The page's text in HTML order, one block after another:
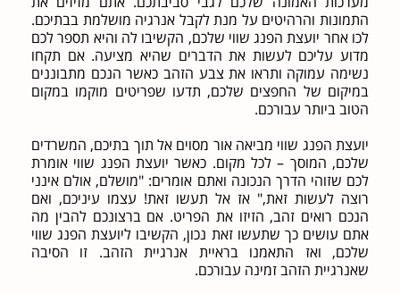
התמונות והרהיטים על מנת לקבל אנרגיה מושלמת בבתיכם.
לכו אחר יועצת הפנג שווי שלכם, הקשיבו לה והיא תספר לכם
מדוע עליכם לעשות את הדברים שהיא מציעה. אם תקחו
נשימה עמוקה ותראו את צבע הזהב כאשר הנכם מתבוננים
במיקום של החפצים שלכם, תדעו שפריטים מוקמו במקום
הטוב ביותר עבורכם.
יועצת הפנג שווי מביאה אור מסוים אל תוך בתיכם, המשרדים
שלכם, המוסך – לכל מקום. כאשר יועצת הפנג שווי אומרת
לכם שזוהי הדרך הנכונה ואתם אומרים: "מושלם, אולם אינני
רוצה לעשות זאת," אז אל תעשו זאת! עצמו עיניכם, ואם
הנכם רואים זהב, הזיזו את הפריט. אם ברצונכם להבין מה
אתם עושים כך שתעשו זאת נכון, הקשיבו ליועצת הפנג שווי
שלכם, ואז התאמנו בראיית אנרגיית הזהב. זו הסיבה
שאנרגיית הזהב זמינה עבורכם.